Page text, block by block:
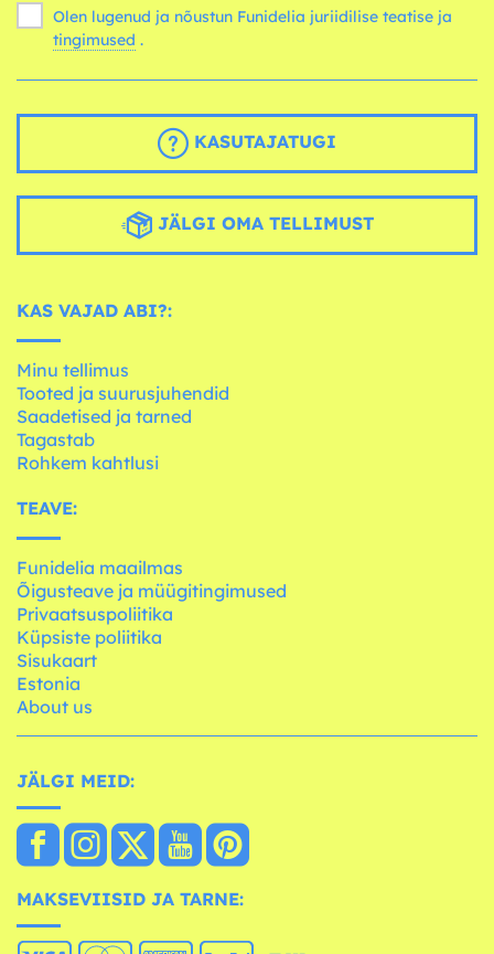
Olen lugenud ja nõustun Funidelia juriidilise teatise ja
tingimused .
KASUTAJATUGI
JÄLGI OMA TELLIMUST
KAS VAJAD ABI?:
Minu tellimus
Tooted ja suurusjuhendid
Saadetised ja tarned
Tagastab
Rohkem kahtlusi
TEAVE:
Funidelia maailmas
Õigusteave ja müügitingimused
Privaatsuspoliitika
Küpsiste poliitika
Sisukaart
Estonia
About us
JÄLGI MEID:
MAKSEVIISID JA TARNE: